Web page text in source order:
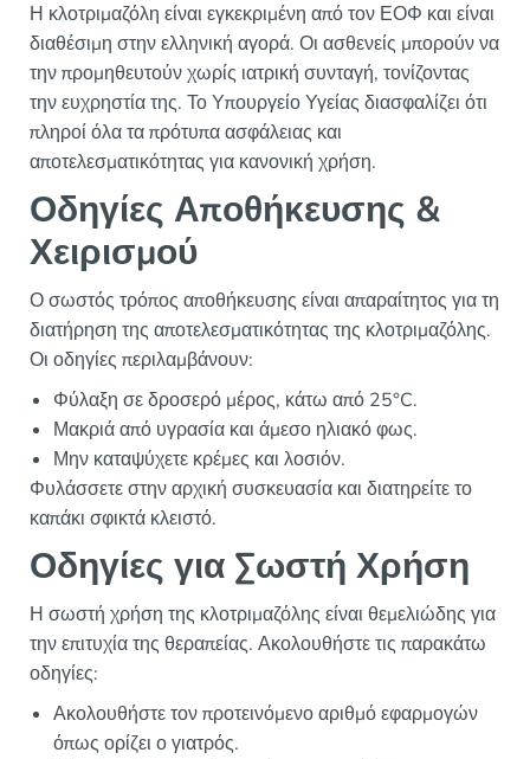
Η κλοτριμαζόλη είναι εγκεκριμένη από τον ΕΟΦ και είναι
διαθέσιμη στην ελληνική αγορά. Οι ασθενείς μπορούν να
την προμηθευτούν χωρίς ιατρική συνταγή, τονίζοντας
την ευχρηστία της. Το Υπουργείο Υγείας διασφαλίζει ότι
πληροί όλα τα πρότυπα ασφάλειας και
αποτελεσματικότητας για κανονική χρήση.
Οδηγίες Αποθήκευσης &
Χειρισμού
Ο σωστός τρόπος αποθήκευσης είναι απαραίτητος για τη
διατήρηση της αποτελεσματικότητας της κλοτριμαζόλης.
Οι οδηγίες περιλαμβάνουν:
Φύλαξη σε δροσερό μέρος, κάτω από 25°C.
Μακριά από υγρασία και άμεσο ηλιακό φως.
Μην καταψύχετε κρέμες και λοσιόν.
Φυλάσσετε στην αρχική συσκευασία και διατηρείτε το
καπάκι σφικτά κλειστό.
Οδηγίες για Σωστή Χρήση
Η σωστή χρήση της κλοτριμαζόλης είναι θεμελιώδης για
την επιτυχία της θεραπείας. Ακολουθήστε τις παρακάτω
οδηγίες:
Ακολουθήστε τον προτεινόμενο αριθμό εφαρμογών
όπως ορίζει ο γιατρός.